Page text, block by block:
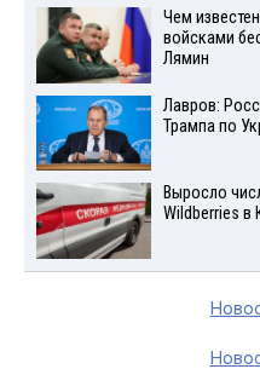
Чем
войсками
Лямин
Лавров:
Трампа по
Выросло
Wildberries в